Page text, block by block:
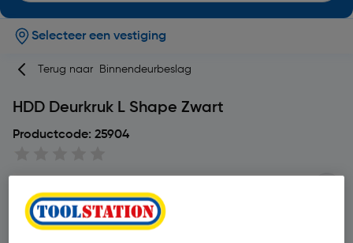
Selecteer een vestiging
Terug naar Binnendeurbeslag
HDD Deurkruk L Shape Zwart
Productcode: 25904